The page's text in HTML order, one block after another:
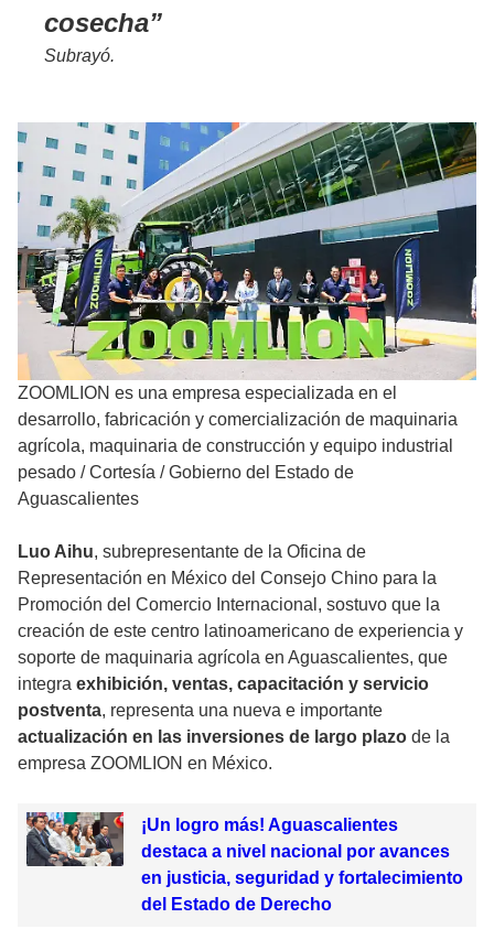
cosecha
Subrayó.
ZOOMLION es una empresa especializada en el
desarrollo, fabricación y comercialización de maquinaria
agrícola, maquinaria de construcción y equipo industrial
pesado /Cortesía / Gobierno del Estado de
Aguascalientes
Luo Aihu, subrepresentante de la Oficina de
Representación en México del Consejo Chino para la
Promoción del Comercio Internacional, sostuvo que la
creación de este centro latinoamericano de experiencia y
soporte de maquinaria agrícola en Aguascalientes, que
integra exhibición, ventas, capacitación y servicio
postventa, representa una nueva e importante
actualización en las inversiones de largo plazo de la
empresa ZOOMLION en México.
¡Un logro más! Aguascalientes
destaca a nivel nacional por avances
en justicia, seguridad y fortalecimiento
del Estado de Derecho